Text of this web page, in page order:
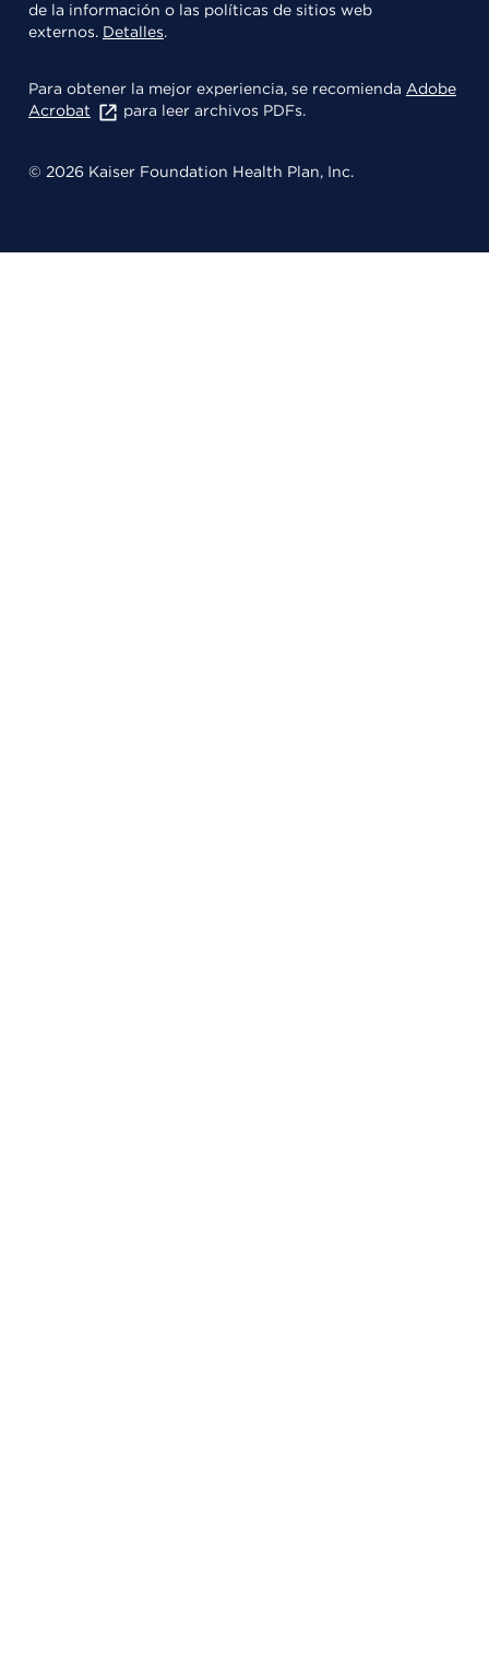
de la información o las políticas de sitios web
externos. Detalles.
Para obtener la mejor experiencia, se recomienda Adobe
Acrobat
para leer archivos PDFs.
© 2026 Kaiser Foundation Health Plan, Inc.